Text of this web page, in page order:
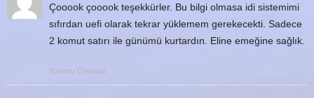
Çooook çooook teşekkürler. Bu bilgi olmasa idi sistemimi
sıfırdan uefi olarak tekrar yüklemem gerekecekti. Sadece
2 komut satırı ile günümü kurtardın. Eline emeğine sağlık.
Yorumu Cevapla